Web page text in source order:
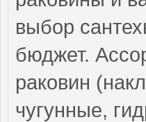
выбор
бюджет.
раковин
чугунные,